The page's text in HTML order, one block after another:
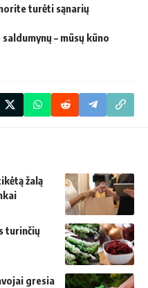
turėti sąnarių
– mūsų kūno
žalą
turinčių
gresia